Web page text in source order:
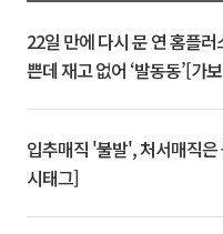
22일 만에 다시 문 연 홈플
쁜데 재고 없어 ‘발동동’[가
입추매직 '불발', 처서매직은
시태그]